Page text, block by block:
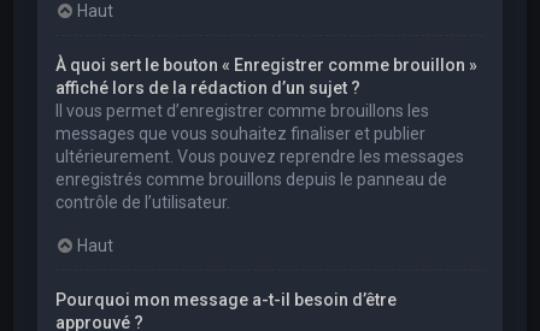
Haut
À quoi sert le bouton « Enregistrer comme brouillon »
affiché lors de la rédaction d’un sujet ?
Il vous permet d’enregistrer comme brouillons les
messages que vous souhaitez finaliser et publier
ultérieurement. Vous pouvez reprendre les messages
enregistrés comme brouillons depuis le panneau de
contrôle de l’utilisateur.
Haut
Pourquoi mon message a-t-il besoin d’être
approuvé ?